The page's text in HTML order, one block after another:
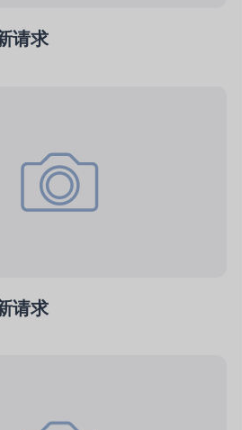
请求
请求